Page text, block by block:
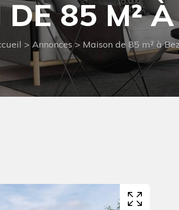
85 M²
> Annonces> Maison de 85 m² à